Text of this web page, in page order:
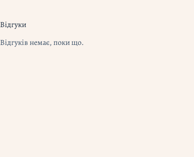
Відгуки
Відгуків немає, поки що.